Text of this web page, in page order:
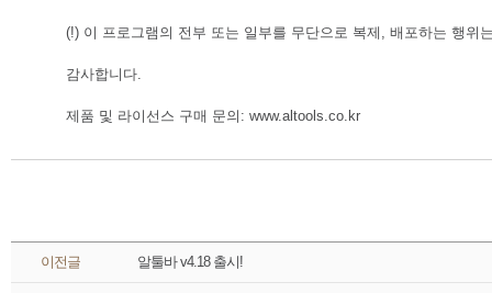
(!) 이 프로그램의 전부 또는 일부를 무단으로 복제, 배포하는 행
감사합니다.
제품 및 라이선스 구매 문의: www.altools.co.kr
이전글 알툴바 v4.18 출시!